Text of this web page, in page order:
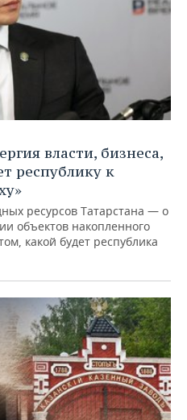
власти, бизнеса,
республику к
ресурсов Татарстана — о
объектов накопленного
какой будет республика